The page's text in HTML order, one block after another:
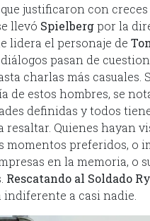
justificaron con
llevó Spielbergpor la
lidera el personaje de
pasan de
charlas más casuales.
de estos hombres, se
definidas y todos
resaltar. Quienes hayan
momentos preferidos, o
en la memoria, o
Rescatando al Soldado
indiferente a casi nadie.